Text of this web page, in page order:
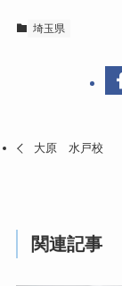
埼玉県
大原 水戸校
関連記事